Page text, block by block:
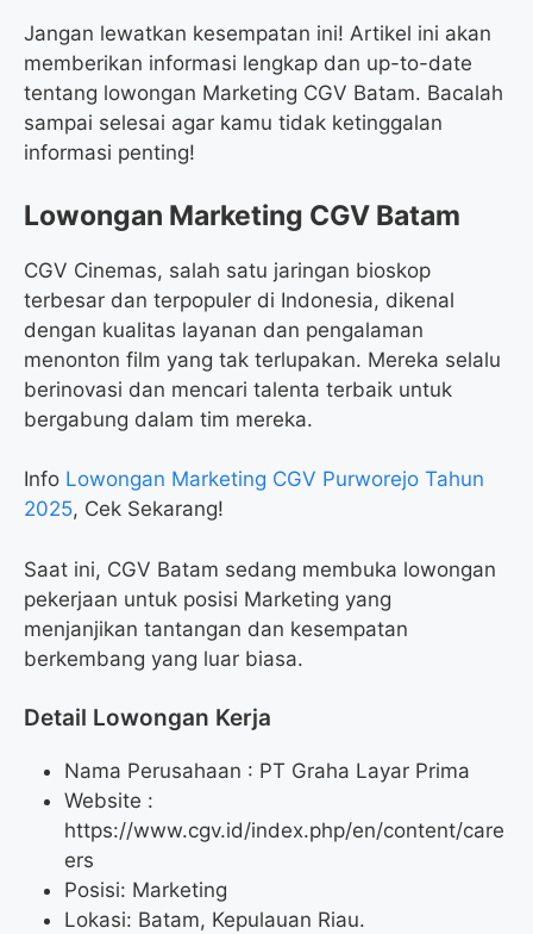
Jangan lewatkan kesempatan ini! Artikel ini akan
memberikan informasi lengkap dan up-to-date
tentang lowongan Marketing CGV Batam. Bacalah
sampai selesai agar kamu tidak ketinggalan
informasi penting!
Lowongan Marketing CGV Batam
CGV Cinemas, salah satu jaringan bioskop
terbesar dan terpopuler di Indonesia, dikenal
dengan kualitas layanan dan pengalaman
menonton film yang tak terlupakan. Mereka selalu
berinovasi dan mencari talenta terbaik untuk
bergabung dalam tim mereka.
Info Lowongan Marketing CGV Purworejo Tahun
2025, Cek Sekarang!
Saat ini, CGV Batam sedang membuka lowongan
pekerjaan untuk posisi Marketing yang
menjanjikan tantangan dan kesempatan
berkembang yang luar biasa.
Detail Lowongan Kerja
Nama Perusahaan : PT Graha Layar Prima
Website :
https://www.cgv.id/index.php/en/content/care
ers
Posisi: Marketing
Lokasi: Batam, Kepulauan Riau.